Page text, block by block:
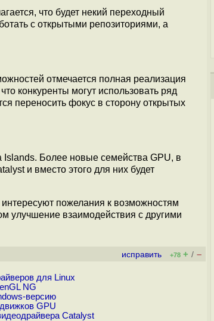
что будет некий переходный
с открытыми репозиториями, а
отмечается полная реализация
конкуренты могут использовать ряд
переносить фокус в сторону открытых
Islands. Более новые семейства GPU, в
и вместо этого для них будет
пожелания к возможностям
улучшение взаимодействия с другими
исправить +78 + / –
для Linux
NG
версию
GPU
Catalyst